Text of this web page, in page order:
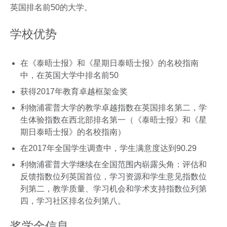
英国排名前50的大学。
学校优势
在《泰晤士报》和《星期日泰晤士报》的名校指南
中，在英国大学中排名前50
获得2017年教育卓越框架金奖
利物浦霍普大学的教学卓越指数在英国排名第二，学
生体验指数在西北部排名第一（《泰晤士报》和《星
期日泰晤士报》的名校指南）
在2017年全国学生调查中，学生满意度达到90.29
利物浦霍普大学继续在全国范围内崭露头角：评估和
反馈指数位列英国首位，学习资源和学生意见指数位
列第二，教学质量、学习机会和学术支持指数位列第
四，学习社区排名位列第八。